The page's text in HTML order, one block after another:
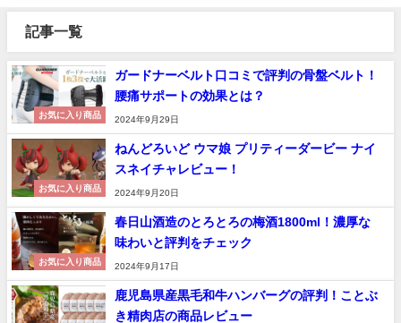
記事一覧
お気に入り商品
ガードナーベルト口コミで評判の骨盤ベルト！
腰痛サポートの効果とは？
2024年9月29日
お気に入り商品
ねんどろいど ウマ娘 プリティーダービー ナイ
スネイチャレビュー！
2024年9月20日
お気に入り商品
春日山酒造のとろとろの梅酒1800ml！濃厚な
味わいと評判をチェック
2024年9月17日
鹿児島県産黒毛和牛ハンバーグの評判！ことぶ
き精肉店の商品レビュー